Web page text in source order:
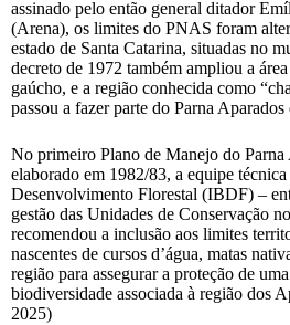
assinado pelo então general ditador
(Arena), os limites do PNAS foram
estado de Santa Catarina, situadas no
decreto de 1972 também ampliou a
gaúcho, e a região conhecida como
passou a fazer parte do Parna Aparados
No primeiro Plano de Manejo do Parna
elaborado em 1982/83, a equipe
Desenvolvimento Florestal (IBDF) –
gestão das Unidades de Conservação
recomendou a inclusão aos limites
nascentes de cursos d’água, matas
região para assegurar a proteção de
biodiversidade associada à região dos
2025)